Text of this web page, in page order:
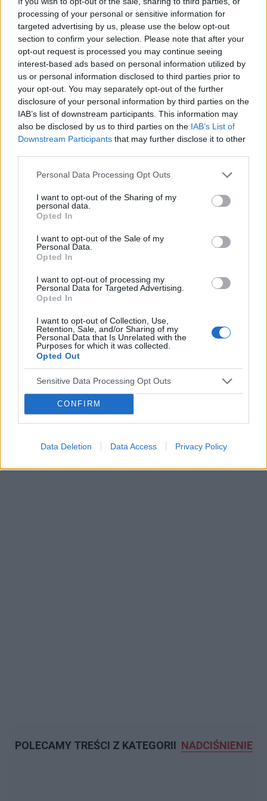
processing of your personal or sensitive information for
targeted advertising by us, please use the below opt-out
section to confirm your selection. Please note that after your
opt-out request is processed you may continue seeing
interest-based ads based on personal information utilized by
us or personal information disclosed to third parties prior to
your opt-out. You may separately opt-out of the further
disclosure of your personal information by third parties on the
IAB’s list of downstream participants. This information may
also be disclosed by us to third parties on the IAB’s List of
Downstream Participants that may further disclose it to other
Personal Data Processing Opt Outs
I want to opt-out of the Sharing of my
personal data.
Opted In
I want to opt-out of the Sale of my
Personal Data.
Opted In
I want to opt-out of processing my
Personal Data for Targeted Advertising.
Opted In
I want to opt-out of Collection, Use,
Retention, Sale, and/or Sharing of my
Personal Data that Is Unrelated with the
Purposes for which it was collected.
Opted Out
Sensitive Data Processing Opt Outs
CONFIRM
Data Deletion Data Access Privacy Policy
Sildenafil a zaburzenia erekcji
Czy taki sildenafil może mieć negatywny wpływ dla
osoby która leczy się na nadciśnienie tętnicze?
gość
Forum:Inne choroby związane z ciśnieniem
Witam, czy ktoś z forumowiczów ma podobne
enzymu DAO przez jelita i związaną z tym
nietolerancją histaminy? Zmagam się prawdopodobnie
Reklama:
POLECAMY TREŚCI Z KATEGORII NADCIŚNIENIE